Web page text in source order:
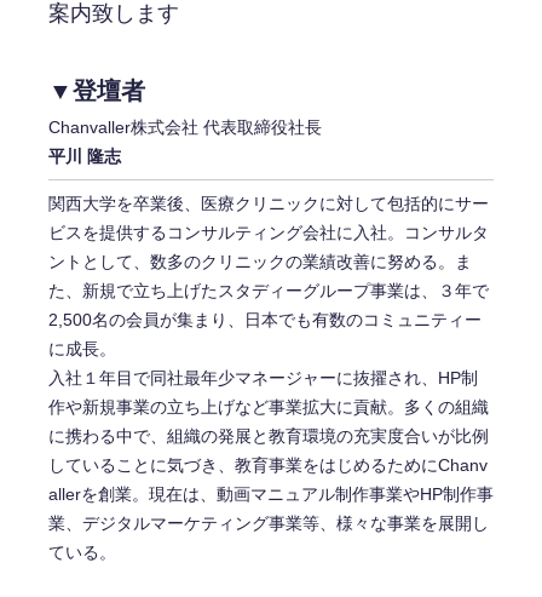
案内致します
▼登壇者
Chanvaller株式会社 代表取締役社長
平川 隆志
関西大学を卒業後、医療クリニックに対して包括的にサー
ビスを提供するコンサルティング会社に入社。コンサルタ
ントとして、数多のクリニックの業績改善に努める。ま
た、新規で立ち上げたスタディーグループ事業は、３年で
2,500名の会員が集まり、日本でも有数のコミュニティー
に成長。
入社１年目で同社最年少マネージャーに抜擢され、HP制
作や新規事業の立ち上げなど事業拡大に貢献。多くの組織
に携わる中で、組織の発展と教育環境の充実度合いが比例
していることに気づき、教育事業をはじめるためにChanv
allerを創業。現在は、動画マニュアル制作事業やHP制作事
業、デジタルマーケティング事業等、様々な事業を展開し
ている。